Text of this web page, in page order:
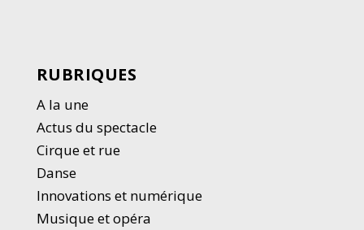
RUBRIQUES
A la une
Actus du spectacle
Cirque et rue
Danse
Innovations et numérique
Musique et opéra